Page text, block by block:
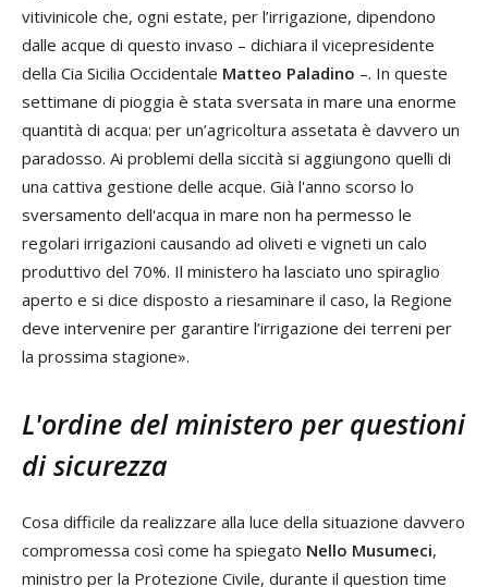
vitivinicole che, ogni estate, per l’irrigazione, dipendono
dalle acque di questo invaso – dichiara il vicepresidente
della Cia Sicilia Occidentale Matteo Paladino –. In queste
settimane di pioggia è stata sversata in mare una enorme
quantità di acqua: per un’agricoltura assetata è davvero un
paradosso. Ai problemi della siccità si aggiungono quelli di
una cattiva gestione delle acque. Già l'anno scorso lo
sversamento dell'acqua in mare non ha permesso le
regolari irrigazioni causando ad oliveti e vigneti un calo
produttivo del 70%. Il ministero ha lasciato uno spiraglio
aperto e si dice disposto a riesaminare il caso, la Regione
deve intervenire per garantire l’irrigazione dei terreni per
la prossima stagione».
L'ordine del ministero per questioni
di sicurezza
Cosa difficile da realizzare alla luce della situazione davvero
compromessa così come ha spiegato Nello Musumeci,
ministro per la Protezione Civile, durante il question time